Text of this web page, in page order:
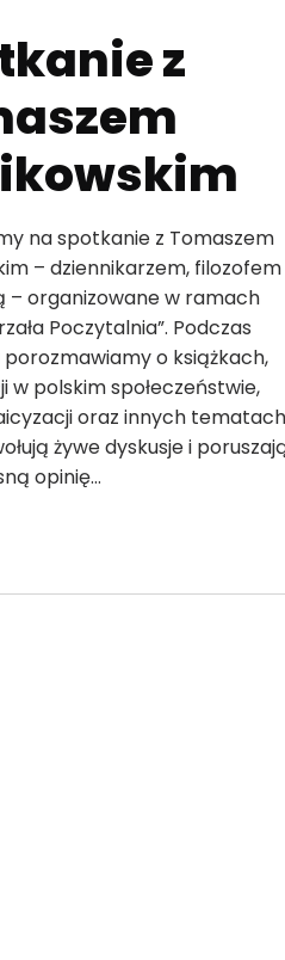
z
na spotkanie z Tomaszem
– dziennikarzem, filozofem
– organizowane w ramach
Poczytalnia”. Podczas
o książkach,
w polskim społeczeństwie,
oraz innych
żywe dyskusje i
opinię…